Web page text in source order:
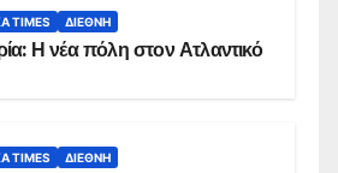
TIMES ΔΙΕΘΝΉ
Η νέα πόλη στον Ατλαντικό
TIMES ΔΙΕΘΝΉ